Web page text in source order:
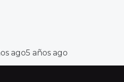
ago5 años ago